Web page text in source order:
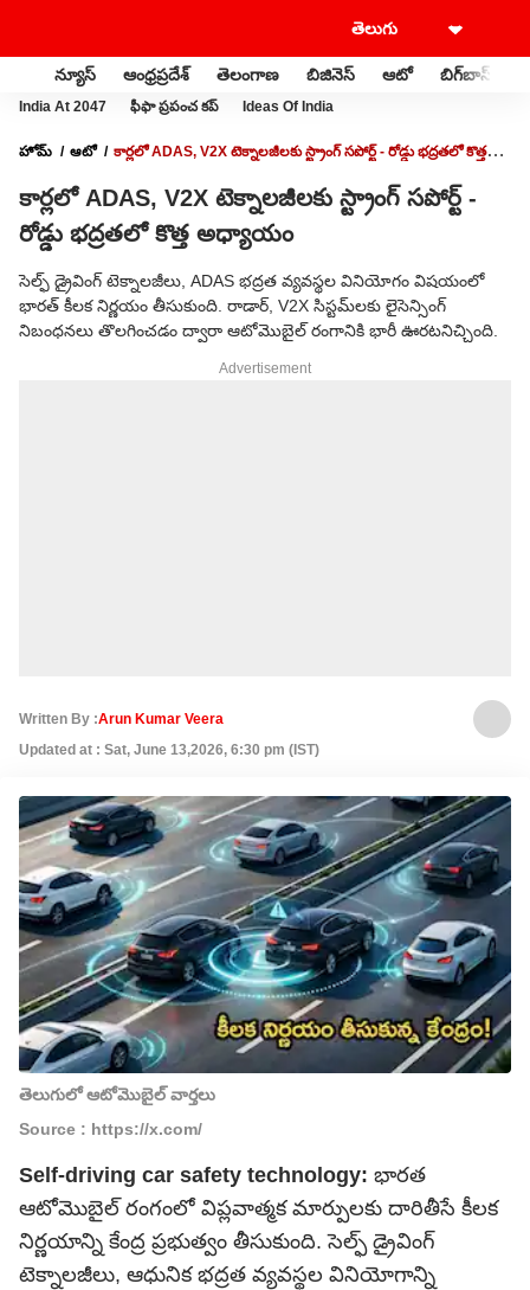
న్యూస్ ఆంధ్రప్రదేశ్ తెలంగాణ బిజినెస్ ఆటో బిగ్‌బాస్
India At 2047 ఫీఫా ప్రపంచ కప్ Ideas Of India
హోమ్ ఆటో
కార్లలో ADAS, V2X టెక్నాలజీలకు స్ట్రాంగ్‌ సపోర్ట్‌ - రోడ్డు భద్రతలో కొత్త
కార్లలో ADAS, V2X టెక్నాలజీలకు స్ట్రాంగ్‌ సపోర్ట్‌ -
రోడ్డు భద్రతలో కొత్త అధ్యాయం
సెల్ఫ్ డ్రైవింగ్ టెక్నాలజీలు, ADAS భద్రత వ్యవస్థల వినియోగం విషయంలో
భారత్ కీలక నిర్ణయం తీసుకుంది. రాడార్, V2X సిస్టమ్‌లకు లైసెన్సింగ్
నిబంధనలు తొలగించడం ద్వారా ఆటోమొబైల్ రంగానికి భారీ ఊరటనిచ్చింది.
Advertisement
Written By :Arun Kumar Veera
Updated at : Sat, June 13,2026, 6:30 pm (IST)
తెలుగులో ఆటోమొబైల్‌ వార్తలు
Source : https://x.com/
Self-driving car safety technology: భారత
ఆటోమొబైల్ రంగంలో విప్లవాత్మక మార్పులకు దారితీసే కీలక
నిర్ణయాన్ని కేంద్ర ప్రభుత్వం తీసుకుంది. సెల్ఫ్ డ్రైవింగ్
టెక్నాలజీలు, ఆధునిక భద్రత వ్యవస్థల వినియోగాన్ని